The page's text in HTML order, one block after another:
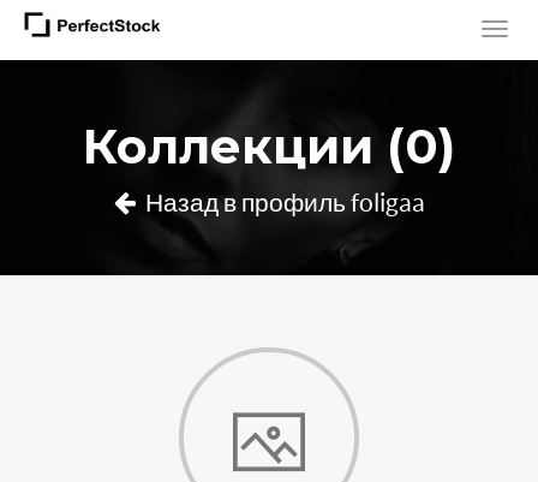
Коллекции (0)
Назад в профиль foligaa